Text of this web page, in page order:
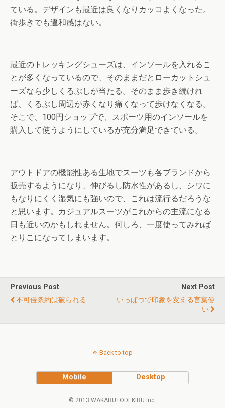
ている。デザインも最近は良くなりカッコよくなった。
街歩きでも違和感はない。
最近のトレッキングシューズは、インソールを入れるこ
とが多くなっているので、そのままだとローカットシュ
ーズなら少しくるぶしが当たる。そのまま歩き続けれ
ば、くるぶし周辺が赤くなり痛くなって歩けなくなる。
そこで、100円ショップで、スポーツ用のインソールを
購入して使うようにしているが充分満足できている。
アウトドアの機能性ある生地でスーツも各ブランドから
販売するようになり、伸びるし防水性があるし、シワに
もなりにくく湿気にも強いので、これは流行るだろうな
と思います。カジュアルスーツがこれからの主流になる
日も近いのかもしれません。何しろ、一度使ってみれば
とりこになってしまいます。
Previous Post
不可侵条約は破られる
Next Post
いっぱつで印象を変える言葉使
い
Back to top
Mobile Desktop
© 2013 WAKARUTODEKIRU Inc.